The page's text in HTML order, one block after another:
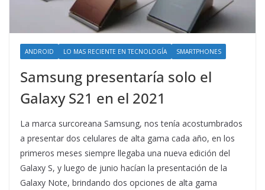
ANDROID LO MAS RECIENTE EN TECNOLOGÍA SMARTPHONES
Samsung presentaría solo el
Galaxy S21 en el 2021
La marca surcoreana Samsung, nos tenía acostumbrados
a presentar dos celulares de alta gama cada año, en los
primeros meses siempre llegaba una nueva edición del
Galaxy S, y luego de junio hacían la presentación de la
Galaxy Note, brindando dos opciones de alta gama